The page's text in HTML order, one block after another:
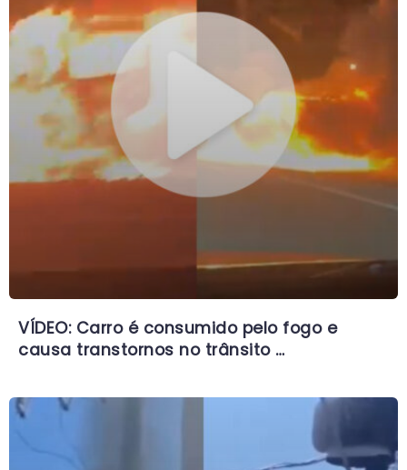
VÍDEO: Carro é consumido pelo fogo e
causa transtornos no trânsito …